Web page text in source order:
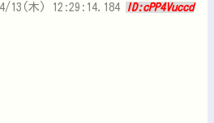
13(木) 12:29:14.184 ID:cPP4Vuccd